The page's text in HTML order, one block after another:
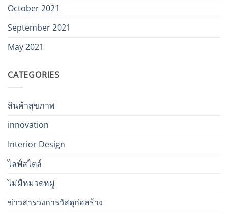
October 2021
September 2021
May 2021
CATEGORIES
สินค้าสุขภาพ
innovation
Interior Design
ไลฟ์สไตล์
ไม่มีหมวดหมู่
ข่าวสารวงการวัสดุก่อสร้าง